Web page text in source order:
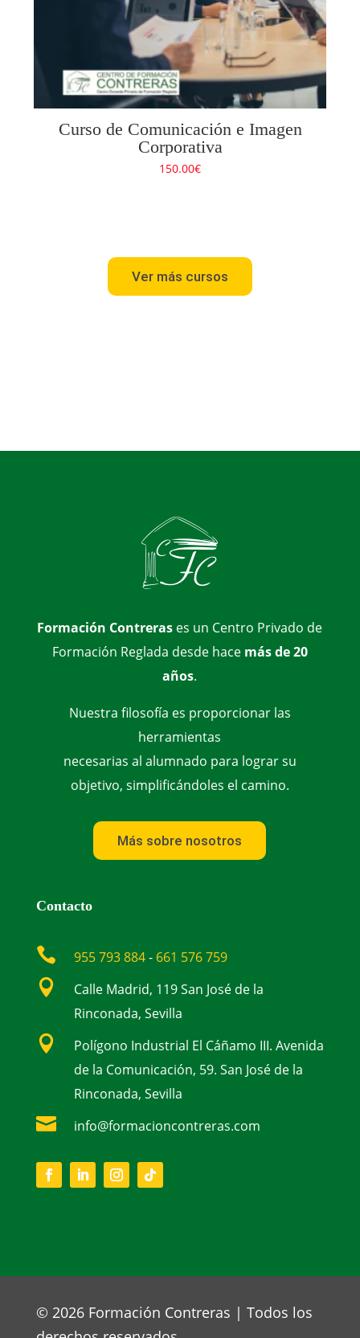
Curso de Comunicación e Imagen
Corporativa
150.00€
Ver más cursos
Formación Contreras es un Centro Privado de
Formación Reglada desde hace más de 20
años.
Nuestra filosofía es proporcionar las
herramientas
necesarias al alumnado para lograr su
objetivo, simplificándoles el camino.
Más sobre nosotros
Contacto
 955 793 884- 661 576 759

Calle Madrid, 119 San José de la
Rinconada, Sevilla

Polígono Industrial El Cáñamo III. Avenida
de la Comunicación, 59. San José de la
Rinconada, Sevilla
 info@formacioncontreras.com
© 2026 Formación Contreras | Todos los